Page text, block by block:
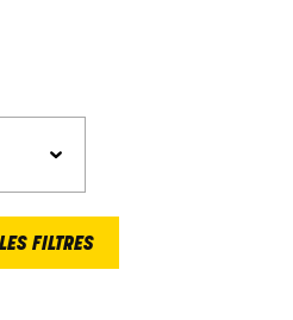
FILTRES